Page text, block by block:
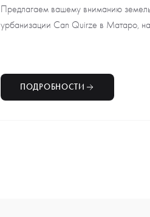
Предлагаем вашему вниманию
урбанизации Can Quirze в Матаро,
ПОДРОБНОСТИ